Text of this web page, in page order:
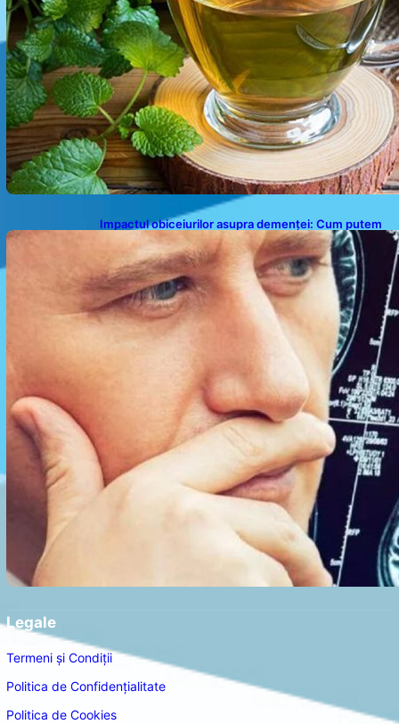
Impactul obiceiurilor asupra demenței: Cum putem
preveni îmbătrânirea prematură a creierului
Legale
Termeni și Condiții
Politica de Confidențialitate
Politica de Cookies